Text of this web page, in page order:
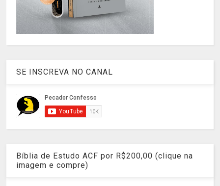
SE INSCREVA NO CANAL
Bíblia de Estudo ACF por R$200,00 (clique na
imagem e compre)